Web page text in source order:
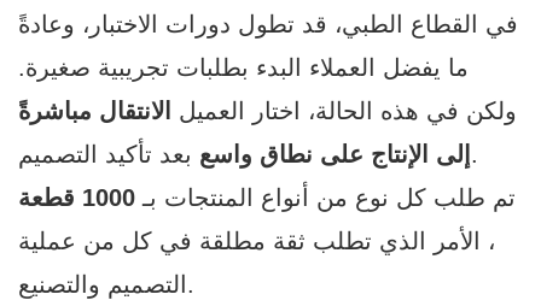
في القطاع الطبي، قد تطول دورات الاختبار، وعادةً
ما يفضل العملاء البدء بطلبات تجريبية صغيرة.
ولكن في هذه الحالة، اختار العميل الانتقال مباشرةً
إلى الإنتاج على نطاق واسع بعد تأكيد التصميم.
تم طلب كل نوع من أنواع المنتجات بـ 1000 قطعة
، الأمر الذي تطلب ثقة مطلقة في كل من عملية
التصميم والتصنيع.